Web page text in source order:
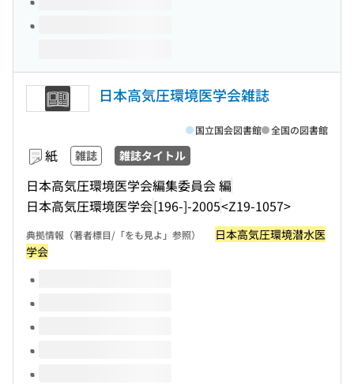
日本高気圧環境医学会雑誌
紙 雑誌 雑誌タイトル
日本高気圧環境医学会編集委員会 編
日本高気圧環境医学会[196-]-2005<Z19-1057>
国立国会図書館 全国の図書館
典拠情報（著者標目/「をも見よ」参照）
日本高気圧環境潜水医
学会
このタイトルの巻号